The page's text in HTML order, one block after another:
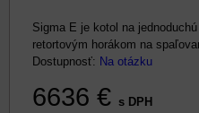
Sigma E je kotol na
retortovým horákom na
Dostupnosť: Na otázku
6636 € s DPH